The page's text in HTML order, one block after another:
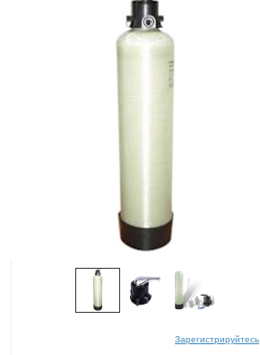
Зарегистрируйтесь